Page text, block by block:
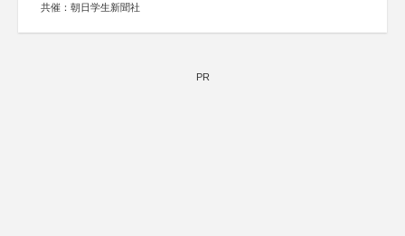
共催：朝日学生新聞社
PR